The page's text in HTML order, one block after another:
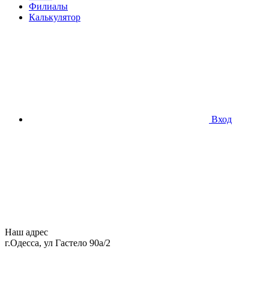
Филиалы
Калькулятор
Вход
Наш адрес
г.Одесса, ул Гастело 90а/2